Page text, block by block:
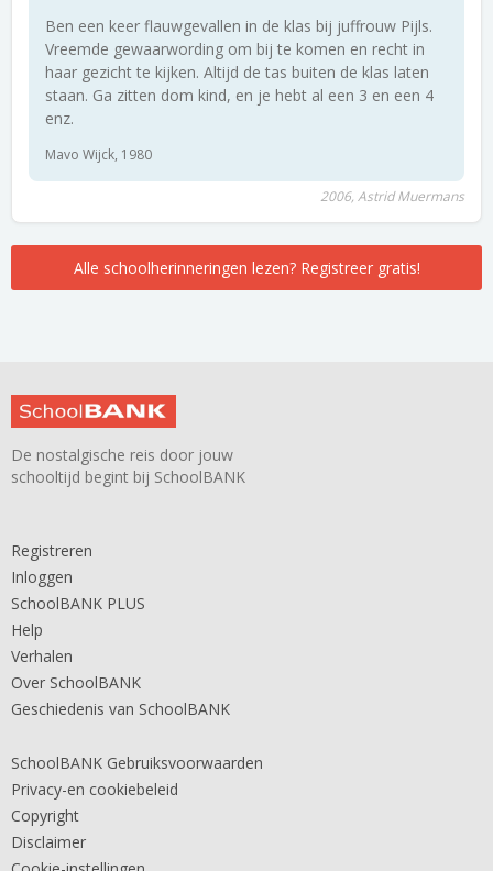
Ben een keer flauwgevallen in de klas bij juffrouw Pijls.
Vreemde gewaarwording om bij te komen en recht in
haar gezicht te kijken. Altijd de tas buiten de klas laten
staan. Ga zitten dom kind, en je hebt al een 3 en een 4
enz.
Mavo Wijck, 1980
2006, Astrid Muermans
Alle schoolherinneringen lezen? Registreer gratis!
De nostalgische reis door jouw
schooltijd begint bij SchoolBANK
Registreren
Inloggen
SchoolBANK PLUS
Help
Verhalen
Over SchoolBANK
Geschiedenis van SchoolBANK
SchoolBANK Gebruiksvoorwaarden
Privacy-en cookiebeleid
Copyright
Disclaimer